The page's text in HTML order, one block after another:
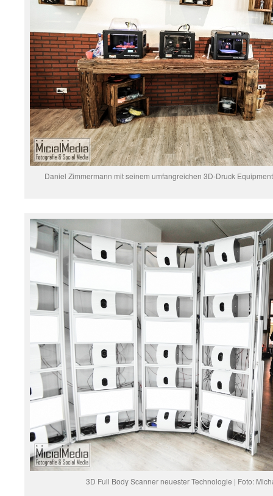
Daniel Zimmermann mit seinem umfangreichen 3D-Druck
3D Full Body Scanner neuester Technologie | Foto: